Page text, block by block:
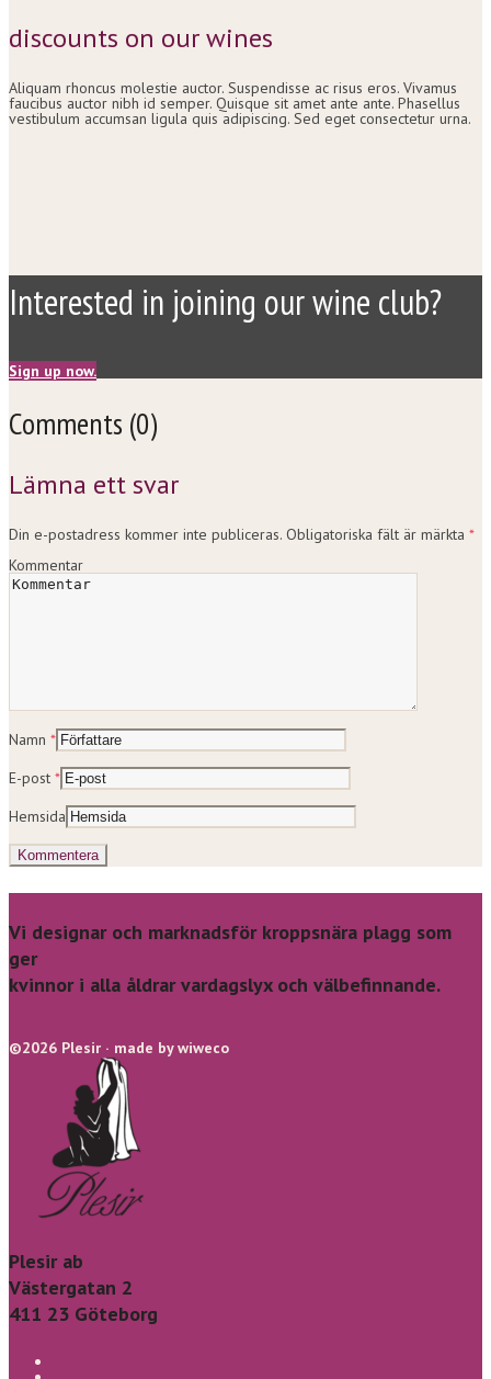
discounts on our wines
Aliquam rhoncus molestie auctor. Suspendisse ac risus eros. Vivamus
faucibus auctor nibh id semper. Quisque sit amet ante ante. Phasellus
vestibulum accumsan ligula quis adipiscing. Sed eget consectetur urna.
Interested in joining our wine club?
Sign up now.
Comments (0)
Lämna ett svar
Din e-postadress kommer inte publiceras. Obligatoriska fält är märkta *
Kommentar
Namn *
E-post *
Hemsida
Vi designar och marknadsför kroppsnära plagg som
ger
kvinnor i alla åldrar vardagslyx och välbefinnande.
©2026 Plesir · made by wiweco
Plesir ab
Västergatan 2
411 23 Göteborg